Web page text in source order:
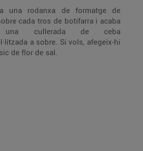
una rodanxa de formatge de
cada tros de botifarra i acaba
una cullerada de ceba
a sobre. Si vols, afegeix-hi
de flor de sal.